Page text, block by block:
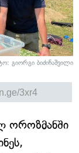
გიორგი ბიძინაშვილი
ოროზმანში